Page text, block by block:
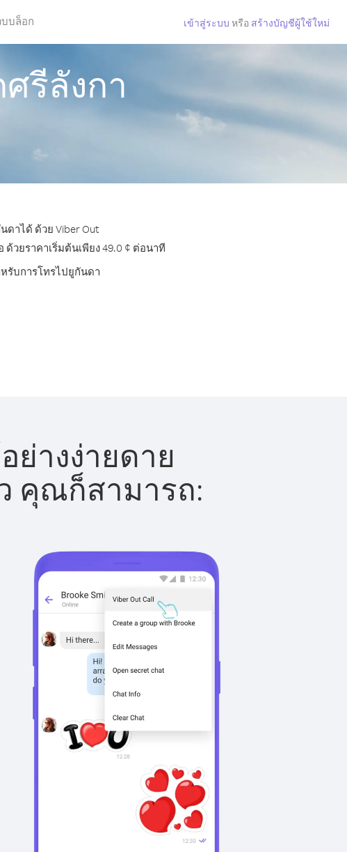
บบล็อก เข้าสู่ระบบ หรือ สร้างบัญชีผู้ใช้ใหม่
รีลังกา
าได้ ด้วย Viber Out
ยราคาเริ่มต้นเพียง 49.0 ¢ ต่อนาที
รับการโทรไปยูกันดา
ย่างง่ายดาย
คุณก็สามารถ: